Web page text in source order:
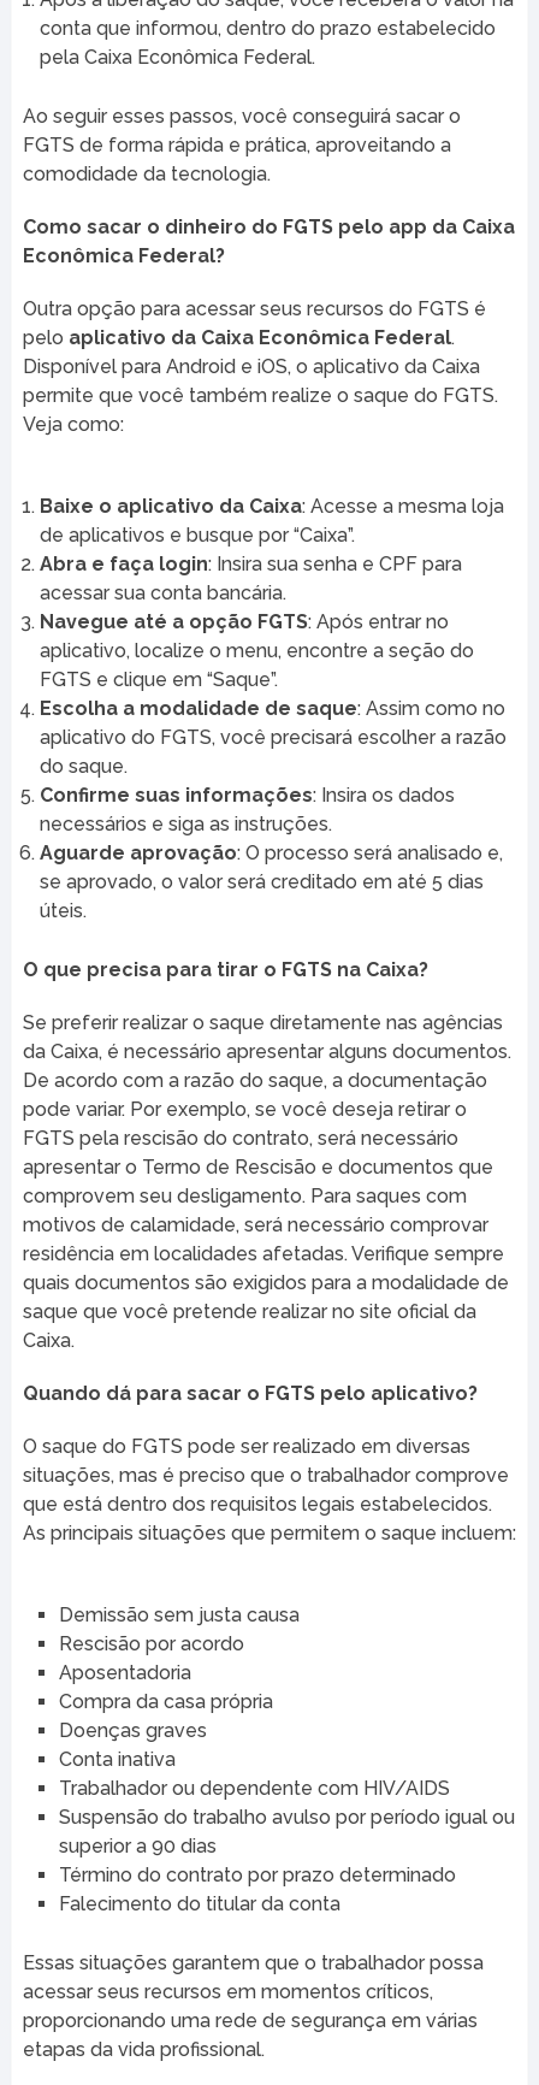
conta que informou, dentro do prazo estabelecido
pela Caixa Econômica Federal.
Ao seguir esses passos, você conseguirá sacar o
FGTS de forma rápida e prática, aproveitando a
comodidade da tecnologia.
Como sacar o dinheiro do FGTS pelo app da Caixa
Econômica Federal?
Outra opção para acessar seus recursos do FGTS é
pelo aplicativo da Caixa Econômica Federal.
Disponível para Android e iOS, o aplicativo da Caixa
permite que você também realize o saque do FGTS.
Veja como:
Baixe o aplicativo da Caixa: Acesse a mesma loja
de aplicativos e busque por “Caixa”.
Abra e faça login: Insira sua senha e CPF para
acessar sua conta bancária.
Navegue até a opção FGTS: Após entrar no
aplicativo, localize o menu, encontre a seção do
FGTS e clique em “Saque”.
Escolha a modalidade de saque: Assim como no
aplicativo do FGTS, você precisará escolher a razão
do saque.
Confirme suas informações: Insira os dados
necessários e siga as instruções.
Aguarde aprovação: O processo será analisado e,
se aprovado, o valor será creditado em até 5 dias
úteis.
O que precisa para tirar o FGTS na Caixa?
Se preferir realizar o saque diretamente nas agências
da Caixa, é necessário apresentar alguns documentos.
De acordo com a razão do saque, a documentação
pode variar. Por exemplo, se você deseja retirar o
FGTS pela rescisão do contrato, será necessário
apresentar o Termo de Rescisão e documentos que
comprovem seu desligamento. Para saques com
motivos de calamidade, será necessário comprovar
residência em localidades afetadas. Verifique sempre
quais documentos são exigidos para a modalidade de
saque que você pretende realizar no site oficial da
Caixa.
Quando dá para sacar o FGTS pelo aplicativo?
O saque do FGTS pode ser realizado em diversas
situações, mas é preciso que o trabalhador comprove
que está dentro dos requisitos legais estabelecidos.
As principais situações que permitem o saque incluem:
Demissão sem justa causa
Rescisão por acordo
Aposentadoria
Compra da casa própria
Doenças graves
Conta inativa
Trabalhador ou dependente com HIV/AIDS
Suspensão do trabalho avulso por período igual ou
superior a 90 dias
Término do contrato por prazo determinado
Falecimento do titular da conta
Essas situações garantem que o trabalhador possa
acessar seus recursos em momentos críticos,
proporcionando uma rede de segurança em várias
etapas da vida profissional.